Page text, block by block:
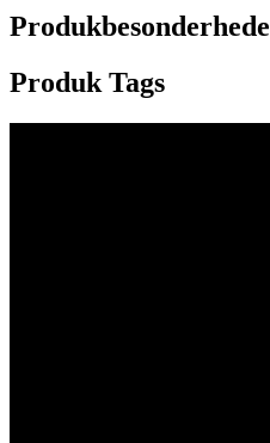
Produkbesonderhede
Produk Tags